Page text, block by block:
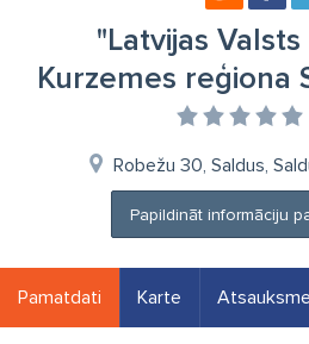
"Latvijas
Kurzemes reģiona
Robežu 30, Saldus,
Papildināt informāciju
Pamatdati Karte